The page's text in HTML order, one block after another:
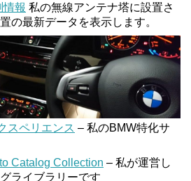
情報 私の無線アンテナ塔に設置さ
の最新データを表示します。
スペリエンス – 私のBMW特化サ
Catalog Collection – 私が運営し
ライブラリーです